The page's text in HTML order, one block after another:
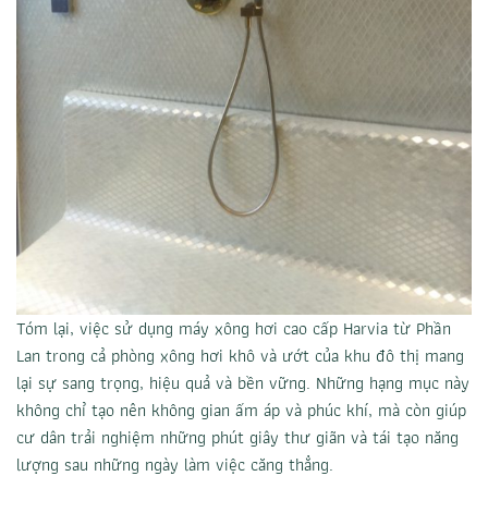
Tóm lại, việc sử dụng máy xông hơi cao cấp Harvia từ Phần
Lan trong cả phòng xông hơi khô và ướt của khu đô thị mang
lại sự sang trọng, hiệu quả và bền vững. Những hạng mục này
không chỉ tạo nên không gian ấm áp và phúc khí, mà còn giúp
cư dân trải nghiệm những phút giây thư giãn và tái tạo năng
lượng sau những ngày làm việc căng thẳng.